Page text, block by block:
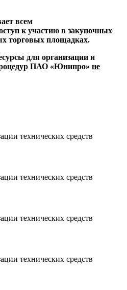
всем
к участию в закупочных
торговых площадках.
для организации и
ПАО «Юнипро» не
технических средств
технических средств
технических средств
технических средств